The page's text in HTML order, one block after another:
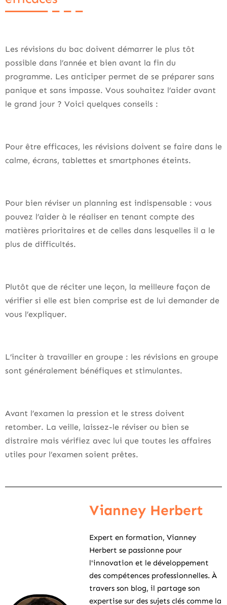
Les révisions du bac doivent démarrer le plus tôt
possible dans l’année et bien avant la fin du
programme. Les anticiper permet de se préparer sans
panique et sans impasse. Vous souhaitez l’aider avant
le grand jour ? Voici quelques conseils :
Pour être efficaces, les révisions doivent se faire dans le
calme, écrans, tablettes et smartphones éteints.
Pour bien réviser un planning est indispensable : vous
pouvez l’aider à le réaliser en tenant compte des
matières prioritaires et de celles dans lesquelles il a le
plus de difficultés.
Plutôt que de réciter une leçon, la meilleure façon de
vérifier si elle est bien comprise est de lui demander de
vous l’expliquer.
L’inciter à travailler en groupe : les révisions en groupe
sont généralement bénéfiques et stimulantes.
Avant l’examen la pression et le stress doivent
retomber. La veille, laissez-le réviser ou bien se
distraire mais vérifiez avec lui que toutes les affaires
utiles pour l’examen soient prêtes.
Vianney Herbert
Expert en formation, Vianney
Herbert se passionne pour
l'innovation et le développement
des compétences professionnelles. À
travers son blog, il partage son
expertise sur des sujets clés comme la